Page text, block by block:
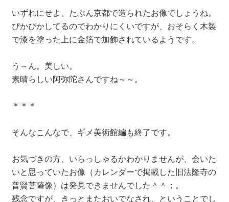
いずれにせよ、たぶん京都で造られたお像でしょうね。
ぴかぴかしてるのでわかりにくいですが、おそらく木製
で漆を塗った上に金箔で加飾されているようです。
う～ん。美しい。
素晴らしい阿弥陀さんですね～～。
＊＊＊
そんなこんなで、ギメ美術館編も終了です。
お気づきの方、いらっしゃるかわかりませんが、会いた
いと思っていたお像（カレンダーで掲載した旧法隆寺の
普賢菩薩像）は発見できませんでした＾＾；。
残念ですが、きっとまたおいでなされ、ということでし